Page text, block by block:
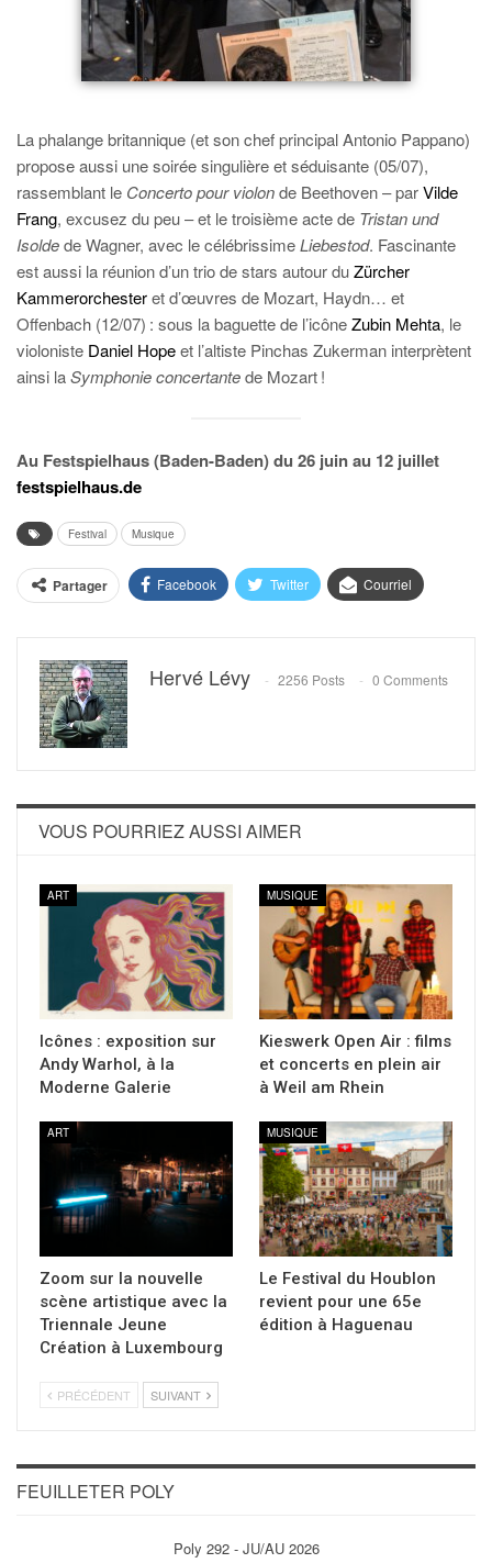
La phalange britannique (et son chef principal Antonio Pappano)
propose aussi une soirée singulière et séduisante (05/07),
rassemblant le Concerto pour violonde Beethoven – parVilde
Frang, excusez du peu – et le troisième acte de Tristan und
Isoldede Wagner, avec le célébrissimeLiebestod. Fascinante
est aussi la réunion d’un trio de stars autour duZürcher
Kammerorchesteret d’œuvres de Mozart, Haydn… et
Offenbach (12/07) : sous la baguette de l’icôneZubin Mehta, le
violoniste Daniel Hopeet l’altiste Pinchas Zukerman interprètent
ainsi laSymphonie concertantede Mozart !
Au Festspielhaus (Baden-Baden) du 26 juin au 12 juillet
festspielhaus.de
Festival Musique
Partager Facebook Twitter Courriel
Hervé Lévy 2256 Posts 0 Comments
VOUS POURRIEZ AUSSI AIMER
ART
Icônes : exposition sur
Andy Warhol, à la
Moderne Galerie
MUSIQUE
Kieswerk Open Air : films
et concerts en plein air
à Weil am Rhein
ART
Zoom sur la nouvelle
scène artistique avec la
Triennale Jeune
Création à Luxembourg
MUSIQUE
Le Festival du Houblon
revient pour une 65e
édition à Haguenau
PRÉCÉDENT SUIVANT
FEUILLETER POLY
Poly 292 - JU/AU 2026